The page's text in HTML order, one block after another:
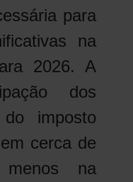
para
na
2026. A
dos
imposto
cerca de
na